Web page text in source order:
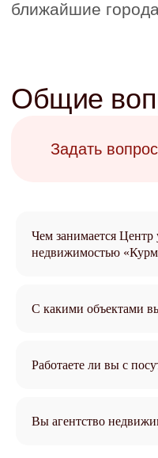
Чем занимается Центр
недвижимостью
С какими объектами
Работаете ли вы с
Вы агентство
География